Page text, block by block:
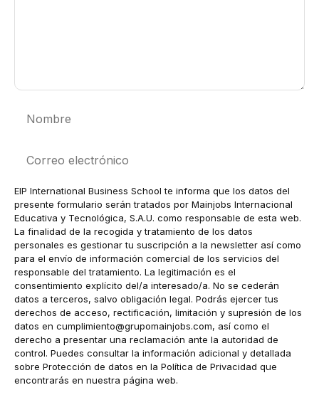
electrónico
EIP International Business School te informa que los datos del
presente formulario serán tratados por Mainjobs Internacional
Educativa y Tecnológica, S.A.U. como responsable de esta web.
La finalidad de la recogida y tratamiento de los datos
personales es gestionar tu suscripción a la newsletter así como
para el envío de información comercial de los servicios del
responsable del tratamiento. La legitimación es el
consentimiento explícito del/a interesado/a. No se cederán
datos a terceros, salvo obligación legal. Podrás ejercer tus
derechos de acceso, rectificación, limitación y supresión de los
datos en cumplimiento@grupomainjobs.com, así como el
derecho a presentar una reclamación ante la autoridad de
control. Puedes consultar la información adicional y detallada
sobre Protección de datos en la Política de Privacidad que
encontrarás en nuestra página web.